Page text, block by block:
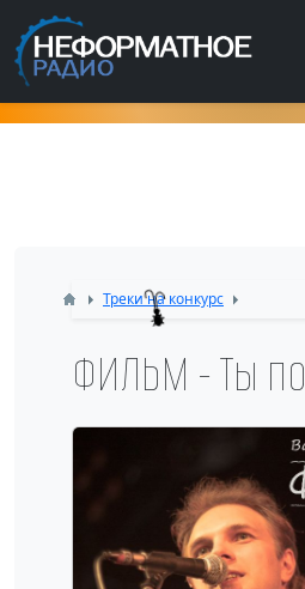
Как попасть в
Треки на конкурс
ФИЛЬМ - Ты